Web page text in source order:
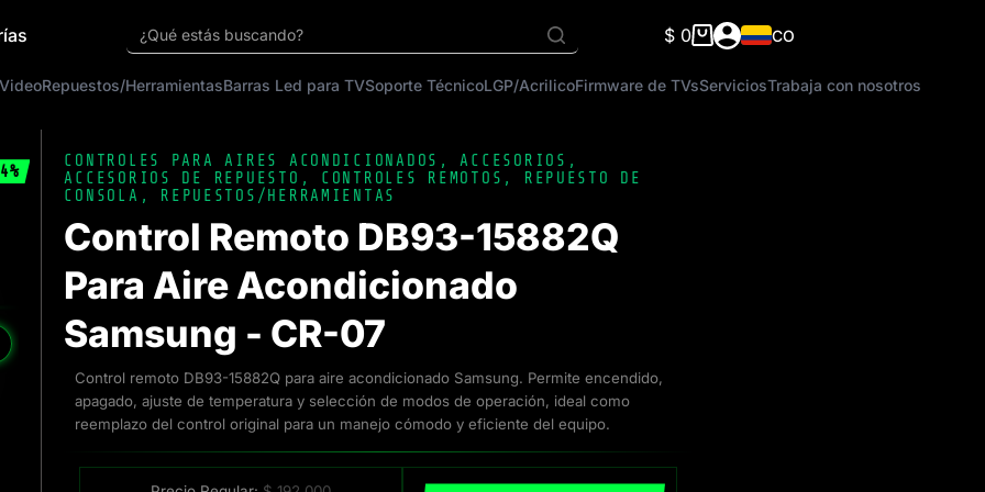
¿Qué estás buscando?
Carro
compra
$ 0 CO
Repuestos/HerramientasBarras Led para TVSoporte TécnicoLGP/AcrilicoFirmware de TVsServiciosTrabaja con nosotros
CONTROLES PARA AIRES ACONDICIONADOS , ACCESORIOS ,
ACCESORIOS DE REPUESTO , CONTROLES REMOTOS ,
REPUESTO DE
CONSOLA , REPUESTOS/HERRAMIENTAS
Control Remoto DB93-15882Q
Para Aire Acondicionado
Samsung - CR-07
Control remoto DB93-15882Q para aire acondicionado Samsung. Permite encendido,
apagado, ajuste de temperatura y selección de modos de operación, ideal como
reemplazo del control original para un manejo cómodo y eficiente del equipo.